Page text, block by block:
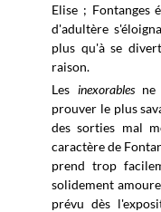
Elise ; Fontanges
d'adultère
plus qu'à se
raison.
Les inexorables
prouver le plus
des sorties mal
caractère de
prend trop
solidement
prévu dès